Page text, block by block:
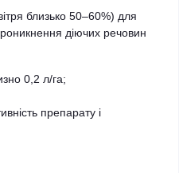
близько 50–60%) для
діючих речовин
0,2 л/га;
препарату і